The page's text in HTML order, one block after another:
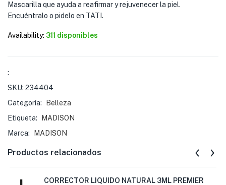
Mascarilla que ayuda a reafirmar y rejuvenecer la piel.
Encuéntralo o pidelo en TATI.
Availability: 311 disponibles
:
SKU: 234404
Categoría:
Belleza
Etiqueta:
MADISON
Marca:
MADISON
Productos relacionados
CORRECTOR LIQUIDO NATURAL 3ML PREMIER